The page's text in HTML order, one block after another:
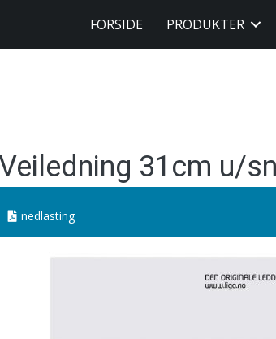
FORSIDE PRODUKTER
31cm u/
nedlasting